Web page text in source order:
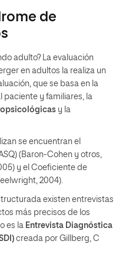
de
adulto? La evaluación
en adultos la realiza un
que se basa en la
paciente y familiares, la
y la
se encuentran el
(Baron-Cohen y otros,
y el Coeficiente de
2004).
existen entrevistas
más precisos de los
es la Entrevista Diagnóstica
creada por Gillberg, C